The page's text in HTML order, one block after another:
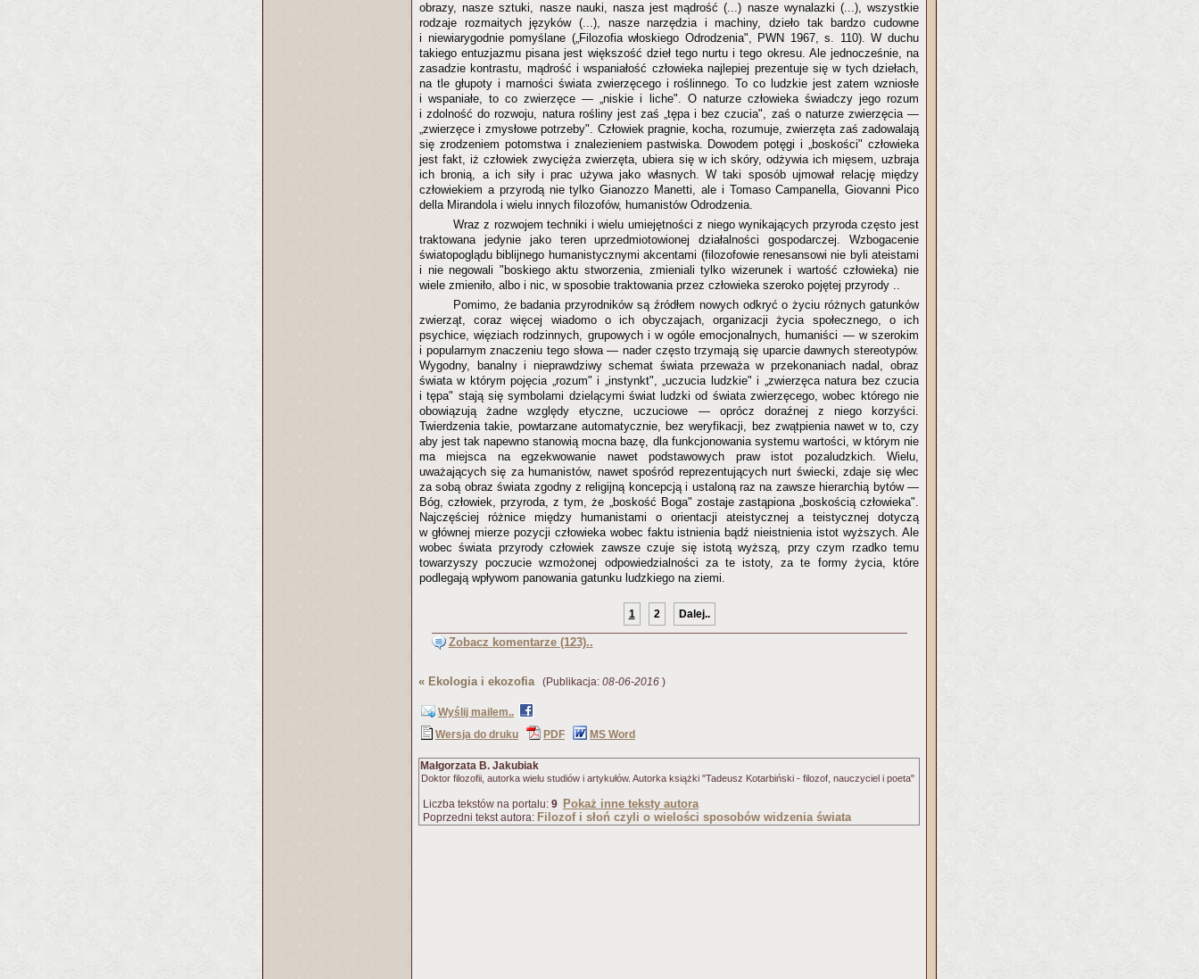
obrazy, nasze sztuki, nasze nauki, nasza jest mądrość (...) nasze wynalazki (...), wszystkie
rodzaje rozmaitych języków (...), nasze narzędzia i machiny, dzieło tak bardzo cudowne
i niewiarygodnie pomyślane („Filozofia włoskiego Odrodzenia", PWN 1967, s. 110). W duchu
takiego entuzjazmu pisana jest większość dzieł tego nurtu i tego okresu. Ale jednocześnie, na
zasadzie kontrastu, mądrość i wspaniałość człowieka najlepiej prezentuje się w tych dziełach,
na tle głupoty i marności świata zwierzęcego i roślinnego. To co ludzkie jest zatem wzniosłe
i wspaniałe, to co zwierzęce — „niskie i liche". O naturze człowieka świadczy jego rozum
i zdolność do rozwoju, natura rośliny jest zaś „tępa i bez czucia", zaś o naturze zwierzęcia —
„zwierzęce i zmysłowe potrzeby". Człowiek pragnie, kocha, rozumuje, zwierzęta zaś zadowalają
się zrodzeniem potomstwa i znalezieniem pastwiska. Dowodem potęgi i „boskości" człowieka
jest fakt, iż człowiek zwycięża zwierzęta, ubiera się w ich skóry, odżywia ich mięsem, uzbraja
ich bronią, a ich siły i prac używa jako własnych. W taki sposób ujmował relację między
człowiekiem a przyrodą nie tylko Gianozzo Manetti, ale i Tomaso Campanella, Giovanni Pico
della Mirandola i wielu innych filozofów, humanistów Odrodzenia.
Wraz z rozwojem techniki i wielu umiejętności z niego wynikających przyroda często jest
traktowana jedynie jako teren uprzedmiotowionej działalności gospodarczej. Wzbogacenie
światopoglądu biblijnego humanistycznymi akcentami (filozofowie renesansowi nie byli ateistami
i nie negowali "boskiego aktu stworzenia, zmieniali tylko wizerunek i wartość człowieka) nie
wiele zmieniło, albo i nic, w sposobie traktowania przez człowieka szeroko pojętej przyrody ..
Pomimo, że badania przyrodników są źródłem nowych odkryć o życiu różnych gatunków
zwierząt, coraz więcej wiadomo o ich obyczajach, organizacji życia społecznego, o ich
psychice, więziach rodzinnych, grupowych i w ogóle emocjonalnych, humaniści — w szerokim
i popularnym znaczeniu tego słowa — nader często trzymają się uparcie dawnych stereotypów.
Wygodny, banalny i nieprawdziwy schemat świata przeważa w przekonaniach nadal, obraz
świata w którym pojęcia „rozum" i „instynkt", „uczucia ludzkie" i „zwierzęca natura bez czucia
i tępa" stają się symbolami dzielącymi świat ludzki od świata zwierzęcego, wobec którego nie
obowiązują żadne względy etyczne, uczuciowe — oprócz doraźnej z niego korzyści.
Twierdzenia takie, powtarzane automatycznie, bez weryfikacji, bez zwątpienia nawet w to, czy
aby jest tak napewno stanowią mocna bazę, dla funkcjonowania systemu wartości, w którym nie
ma miejsca na egzekwowanie nawet podstawowych praw istot pozaludzkich. Wielu,
uważających się za humanistów, nawet spośród reprezentujących nurt świecki, zdaje się wlec
za sobą obraz świata zgodny z religijną koncepcją i ustaloną raz na zawsze hierarchią bytów —
Bóg, człowiek, przyroda, z tym, że „boskość Boga" zostaje zastąpiona „boskością człowieka".
Najczęściej różnice między humanistami o orientacji ateistycznej a teistycznej dotyczą
w głównej mierze pozycji człowieka wobec faktu istnienia bądź nieistnienia istot wyższych. Ale
wobec świata przyrody człowiek zawsze czuje się istotą wyższą, przy czym rzadko temu
towarzyszy poczucie wzmożonej odpowiedzialności za te istoty, za te formy życia, które
podlegają wpływom panowania gatunku ludzkiego na ziemi.
1 2 Dalej..
Zobacz komentarze (123)..
« Ekologia i ekozofia(Publikacja: 08-06-2016 )
Wyślij mailem..
Wersja do druku
PDF MS Word
Małgorzata B. Jakubiak
Doktor filozofii, autorka wielu studiów i artykułów. Autorka książki "Tadeusz Kotarbiński - filozof, nauczyciel i poeta"
Liczba tekstów na portalu: 9 Pokaż inne teksty autora
Poprzedni tekst autora: Filozof i słoń czyli o wielości sposobów widzenia świata